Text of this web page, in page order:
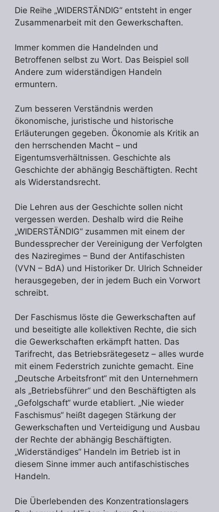
Die Reihe „WIDERSTÄNDIG“ entsteht in enger
Zusammenarbeit mit den Gewerkschaften.
Immer kommen die Handelnden und
Betroffenen selbst zu Wort. Das Beispiel soll
Andere zum widerständigen Handeln
ermuntern.
Zum besseren Verständnis werden
ökonomische, juristische und historische
Erläuterungen gegeben. Ökonomie als Kritik an
den herrschenden Macht – und
Eigentumsverhältnissen. Geschichte als
Geschichte der abhängig Beschäftigten. Recht
als Widerstandsrecht.
Die Lehren aus der Geschichte sollen nicht
vergessen werden. Deshalb wird die Reihe
„WIDERSTÄNDIG“ zusammen mit einem der
Bundessprecher der Vereinigung der Verfolgten
des Naziregimes – Bund der Antifaschisten
(VVN – BdA) und Historiker Dr. Ulrich Schneider
herausgegeben, der in jedem Buch ein Vorwort
schreibt.
Der Faschismus löste die Gewerkschaften auf
und beseitigte alle kollektiven Rechte, die sich
die Gewerkschaften erkämpft hatten. Das
Tarifrecht, das Betriebsrätegesetz – alles wurde
mit einem Federstrich zunichte gemacht. Eine
„Deutsche Arbeitsfront“ mit den Unternehmern
als „Betriebsführer“ und den Beschäftigten als
„Gefolgschaft“ wurde etabliert. „Nie wieder
Faschismus“ heißt dagegen Stärkung der
Gewerkschaften und Verteidigung und Ausbau
der Rechte der abhängig Beschäftigten.
„Widerständiges“ Handeln im Betrieb ist in
diesem Sinne immer auch antifaschistisches
Handeln.
Die Überlebenden des Konzentrationslagers